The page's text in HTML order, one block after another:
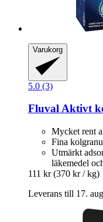
Varukorg
5.0 (3)
FluvalAktivt
Mycket rent
Fina
Utmärkt
läkemedel
111 kr (370 kr / kg)
Leverans till 17.